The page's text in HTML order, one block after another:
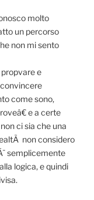
molto
un percorso
non mi sento
propvare e
come sono,
e a certe
ci sia che una
non considero
semplicemente
logica, e quindi